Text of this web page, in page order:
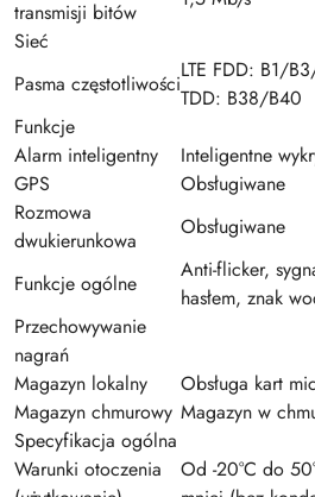
transmisji bitów
Sieć
Pasma częstotliwości
LTE FDD: B1/
TDD: B38/B40
Funkcje
Alarm inteligentny
Inteligentne
GPS
Obsługiwane
Rozmowa
dwukierunkowa
Obsługiwane
Funkcje ogólne
Anti-flicker,
hasłem, znak
Przechowywanie
nagrań
Magazyn lokalny
Obsługa kart
Magazyn chmurowy Magazyn w
Specyfikacja ogólna
Warunki otoczenia
Od -20°C do